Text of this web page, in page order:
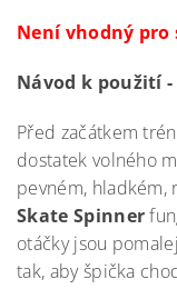
Není vhodný pro
Návod k použití
Před začátkem
dostatek volného
pevném, hladkém,
Skate Spinner
otáčky jsou
tak, aby špička